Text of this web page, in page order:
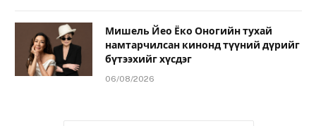
Мишель Йео Ёко Оногийн тухай
намтарчилсан кинонд түүний дүрийг
бүтээхийг хүсдэг
06/08/2026